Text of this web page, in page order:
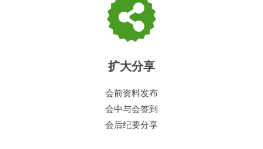
扩大分享
会前资料发布
会中与会签到
会后纪要分享